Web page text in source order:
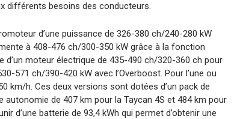
différents besoins des conducteurs.
d’une puissance de 326-380 ch/240-280 kW
à 408-476 ch/300-350 kW grâce à la fonction
d’un moteur électrique de 435-490 ch/320-360 ch pour
571 ch/390-420 kW avec l’Overboost. Pour l’une ou
km/h. Ces deux versions sont dotées d’un pack de
autonomie de 407 km pour la Taycan 4S et 484 km pour
d’une batterie de 93,4 kWh qui permet d’obtenir une